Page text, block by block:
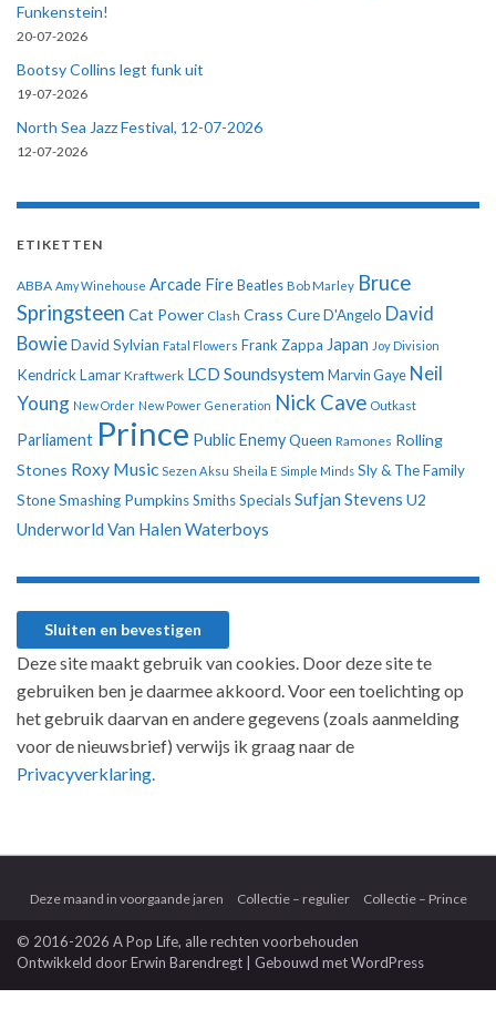
Funkenstein!
20-07-2026
Bootsy Collins legt funk uit
19-07-2026
North Sea Jazz Festival, 12-07-2026
12-07-2026
ETIKETTEN
ABBA Amy Winehouse Arcade Fire Beatles Bob Marley Bruce
Springsteen Cat Power Clash Crass CureD'Angelo David
BowieDavid Sylvian Fatal Flowers Frank Zappa Japan Joy Division
Kendrick Lamar Kraftwerk LCD Soundsystem Marvin Gaye Neil
Young New Order New Power Generation Nick Cave Outkast
Parliament Prince Public EnemyQueen Ramones Rolling
Stones Roxy Music Sezen Aksu Sheila E Simple Minds Sly & The Family
StoneSmashing PumpkinsSmithsSpecialsSufjan Stevens U2
Underworld Van Halen Waterboys
Deze site maakt gebruik van cookies. Door deze site te
gebruiken ben je daarmee akkoord. Voor een toelichting op
het gebruik daarvan en andere gegevens (zoals aanmelding
voor de nieuwsbrief) verwijs ik graag naar de
Privacyverklaring.
Deze maand in voorgaande jaren Collectie – regulier Collectie – Prince
© 2016-2026 A Pop Life, alle rechten voorbehouden
Ontwikkeld doorErwin Barendregt | Gebouwd metWordPress